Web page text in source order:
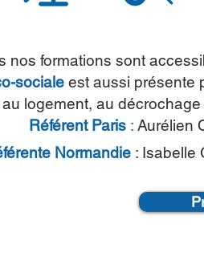
nos formations sont
sociale est aussi présente
logement, au
Référent Paris: Aurélien
Normandie : Isabelle